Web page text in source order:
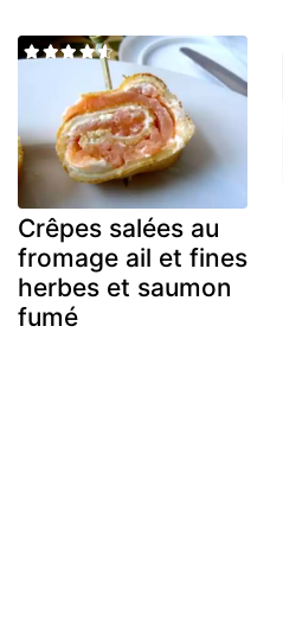
Crêpes salées au
fromage ail et fines
herbes et saumon
fumé